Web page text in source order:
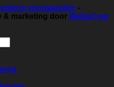
voorwaarden -
& marketing door WeDeCom